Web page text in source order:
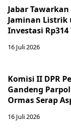
Jabar
Jaminan Listrik
Investasi
16 Juli 2026
Komisi II DPR
Gandeng
Ormas Serap
16 Juli 2026